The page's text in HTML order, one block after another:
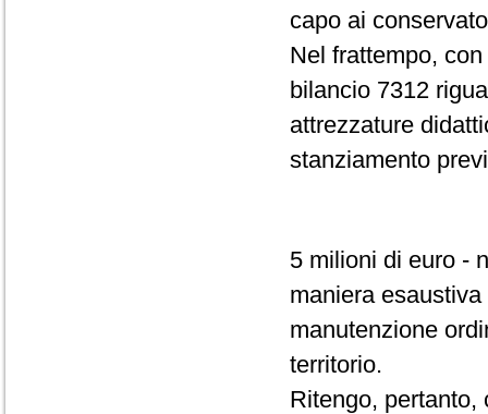
capo ai
Nel frattempo,
bilancio 7312
attrezzature
stanziamento
5 milioni di euro -
maniera
manutenzione
territorio.
Ritengo, pertanto,